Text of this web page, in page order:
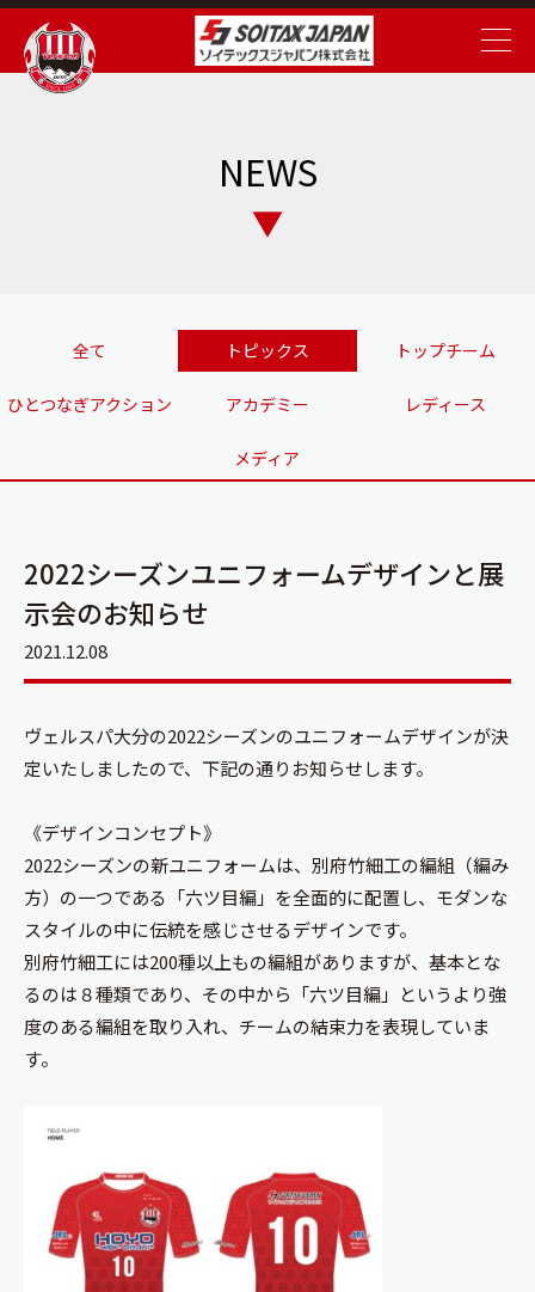
NEWS
全て トピックス トップチーム
ひとつなぎアクション アカデミー レディース
メディア
2022シーズンユニフォームデザインと展
示会のお知らせ
2021.12.08
ヴェルスパ大分の2022シーズンのユニフォームデザインが決
定いたしましたので、下記の通りお知らせします。
《デザインコンセプト》
2022シーズンの新ユニフォームは、別府竹細工の編組（編み
方）の一つである「六ツ目編」を全面的に配置し、モダンな
スタイルの中に伝統を感じさせるデザインです。
別府竹細工には200種以上もの編組がありますが、基本とな
るのは８種類であり、その中から「六ツ目編」というより強
度のある編組を取り入れ、チームの結束力を表現していま
す。